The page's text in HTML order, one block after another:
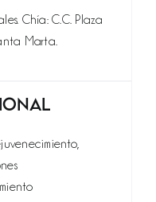
Chía: C.C. Plaza
Marta.